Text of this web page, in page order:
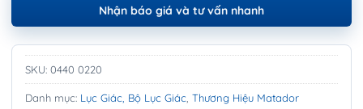
Nhận báo giá và tư vấn nhanh
SKU: 0440 0220
Danh mục: Lục Giác, Bộ Lục Giác Thương Hiệu Matador